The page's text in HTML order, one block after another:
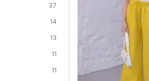
37
14
13
11
11